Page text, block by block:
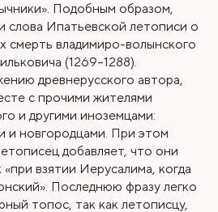
Подобным образом,
слова Ипатьевской летописи о
смерть владимиро-волынского
(1269–1288).
древнерусского автора,
с прочими жителями
и другими иноземцами:
и новгородцами. При этом
добавляет, что они
«при взятии Иерусалима, когда
Последнюю фразу легко
топос, так как летописцу,